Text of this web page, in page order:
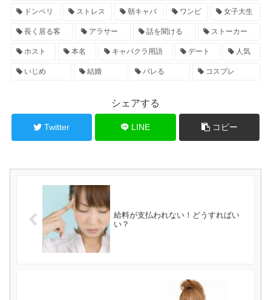
ドンペリ ストレス 朝キャバ ワンピ 女子大生
長く居る客 アラサー 話を聞ける ストーカー
ホスト 本名 キャバクラ用語 デート 人気
いじめ 結婚 バレる コスプレ
シェアする
Twitter LINE コピー
給料が支払われない！どうすればい
い？